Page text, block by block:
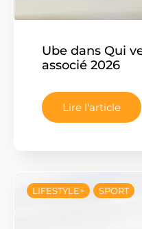
Ube dans Qui
associé 2026
Lire l'article
LIFESTYLE+ SPORT